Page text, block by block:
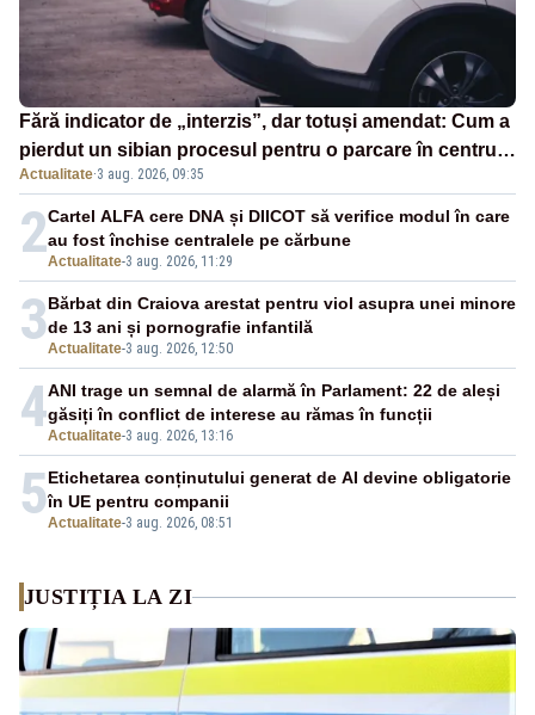
Fără indicator de „interzis”, dar totuși amendat: Cum a
pierdut un sibian procesul pentru o parcare în centrul
orașului
Actualitate·3 aug. 2026, 09:35
2Actualitate-3 aug. 2026, 11:29
Cartel ALFA cere DNA și DIICOT să verifice modul în care
au fost închise centralele pe cărbune
3Actualitate-3 aug. 2026, 12:50
Bărbat din Craiova arestat pentru viol asupra unei minore
de 13 ani și pornografie infantilă
4Actualitate-3 aug. 2026, 13:16
ANI trage un semnal de alarmă în Parlament: 22 de aleși
găsiți în conflict de interese au rămas în funcții
5Actualitate-3 aug. 2026, 08:51
Etichetarea conținutului generat de AI devine obligatorie
în UE pentru companii
JUSTIȚIA LA ZI